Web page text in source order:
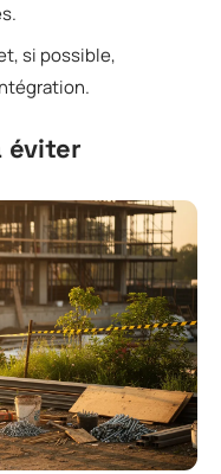
si possible,
éviter